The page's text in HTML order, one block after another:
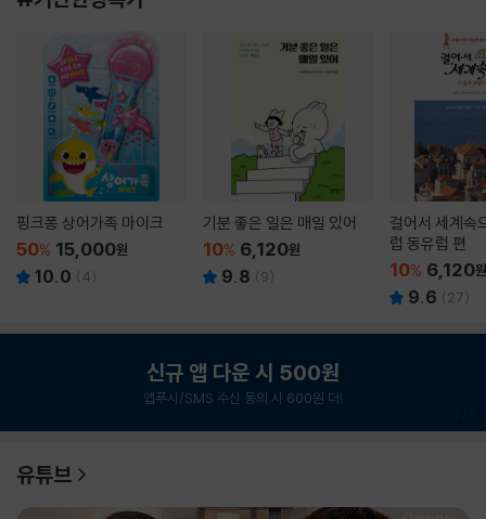
핑크퐁 상어가족 마이크
50% 15,000원
10.0 (4)
기분 좋은 일은 매일 있어
10% 6,120원
9.8 (9)
걸어서 세계속
럽 동유럽 편
10% 6,120원
9.6 ( 27)
신규 앱 다운 시 500원
앱푸시/SMS 수신 동의 시 600원 더!
유튜브